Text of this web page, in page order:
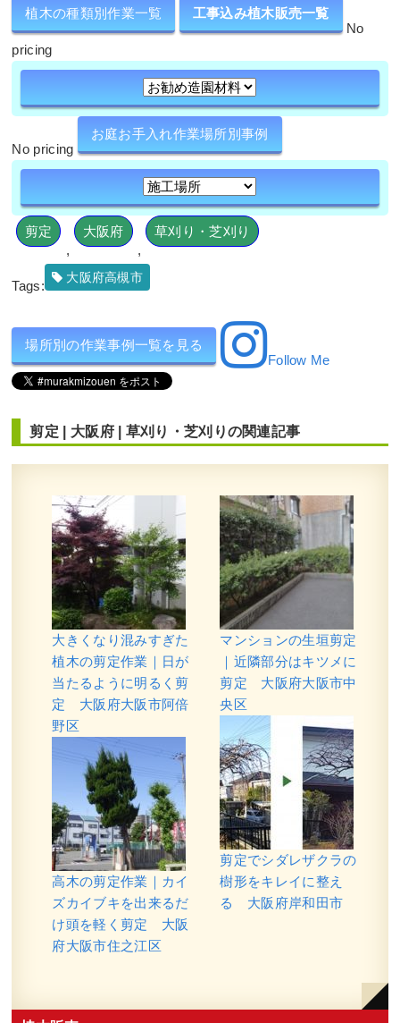
植木の種類別作業一覧
工事込み植木販売一覧
No
pricing
No pricing
お庭お手入れ作業場所別事例
剪定
,
大阪府
,
草刈り・芝刈り
Tags:
大阪府高槻市
場所別の作業事例一覧を見る
Follow Me
剪定 大阪府| 草刈り・芝刈りの関連記事
大きくなり混みすぎた
植木の剪定作業｜日が
当たるように明るく剪
定 大阪府大阪市阿倍
野区
高木の剪定作業｜カイ
ズカイブキを出来るだ
け頭を軽く剪定 大阪
府大阪市住之江区
マンションの生垣剪定
｜近隣部分はキツメに
剪定 大阪府大阪市中
央区
剪定でシダレザクラの
樹形をキレイに整え
る 大阪府岸和田市